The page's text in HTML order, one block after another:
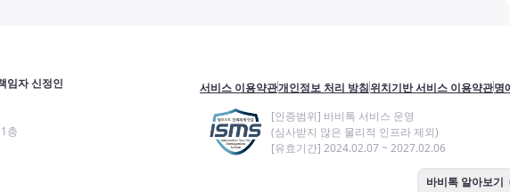
임자 신정인
층
서비스 이용약관개인정보 처리 방침위치기반 서비스 이용약관명
[인증범위] 바비톡 서비스 운영
(심사받지 않은 물리적 인프라 제외)
[유효기간] 2024.02.07 ~ 2027.02.06
바비톡 알아보기